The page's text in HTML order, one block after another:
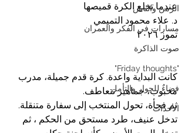
الزمن والناس
مسارات في الفكر والعمران
صوت الذاكرة
"Friday thoughts"
فضاءٌ للحوار والتأمل
الأحداث
عندما تخلع الكرة قميصها
د. علاء محمود التميمي
تموز ٢٠٢٦
كانت البداية واعدة. كرة قدم جميلة، مدرب
محبوب، جماهير تتعاطف.
ثم فجأة، تحول المنتخب إلى سفارة متنقلة.
تدخل عنيف، طرد مستحق من الحكم ، ثم